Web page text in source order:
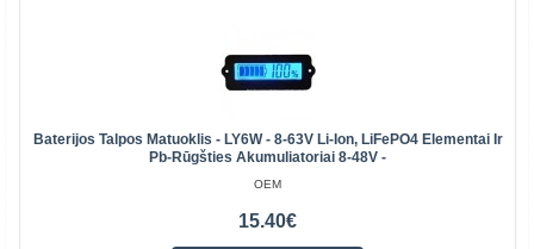
Baterijos Talpos Matuoklis - LY6W - 8-63V Li-Ion, LiFePO4 Elementai Ir
Pb-Rūgšties Akumuliatoriai 8-48V -
OEM
15.40€